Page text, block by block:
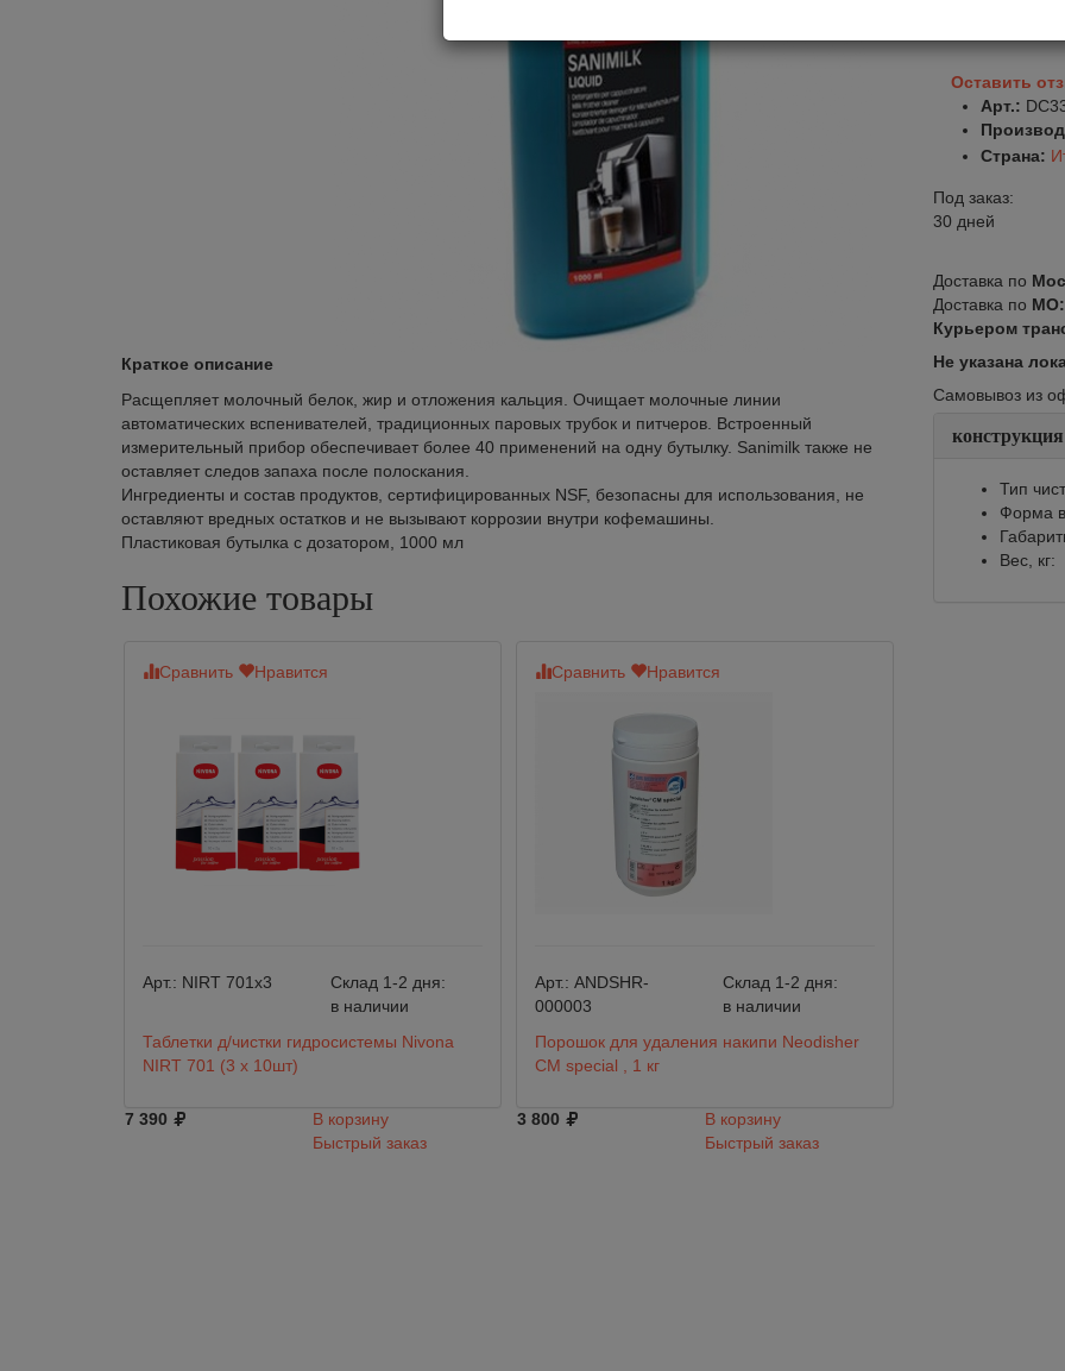
Краткое описание
Расщепляет молочный белок, жир и отложения кальция. Очищает молочные линии
автоматических вспенивателей, традиционных паровых трубок и питчеров. Встроенный
измерительный прибор обеспечивает более 40 применений на одну бутылку. Sanimilk также не
оставляет следов запаха после полоскания.
Ингредиенты и состав продуктов, сертифицированных NSF, безопасны для использования, не
оставляют вредных остатков и не вызывают коррозии внутри кофемашины.
Пластиковая бутылка с дозатором, 1000 мл
Похожие товары
Сравнить Нравится
Арт.: NIRT 701х3
Склад 1-2 дня:
в наличии
Таблетки д/чистки гидросистемы Nivona
NIRT 701 (3 х 10шт)
7 390
В корзину
Быстрый заказ
Сравнить Нравится
Арт.: ANDSHR-
000003
Склад 1-2 дня:
в наличии
Порошок для удаления накипи Neodisher
СM special , 1 кг
3 800
В корзину
Быстрый заказ
Оставить
Арт.:
Страна:
Под заказ:
30 дней
Доставка по
Доставка по МО:
Курьером
Не указана
Самовывоз из
конструкция
Тип
Форма
Вес, кг: